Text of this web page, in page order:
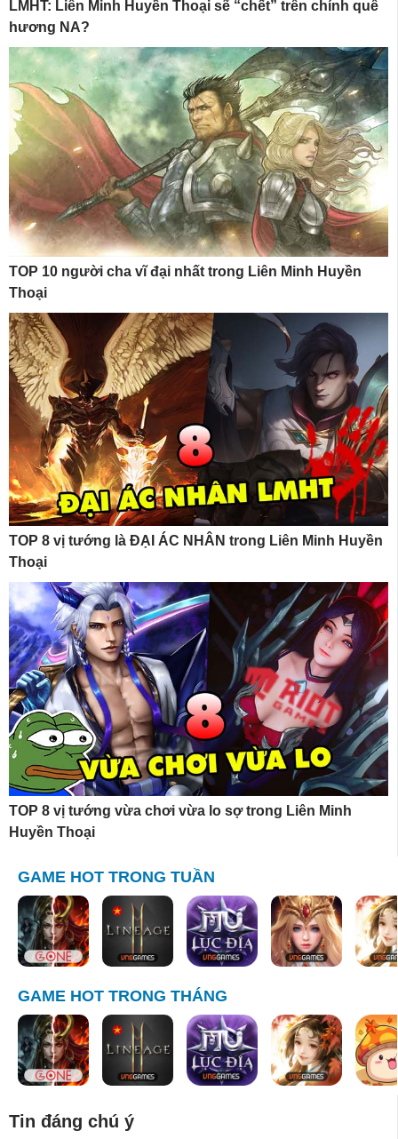
LMHT: Liên Minh Huyền Thoại sẽ “chết” trên chính quê
hương NA?
TOP 10 người cha vĩ đại nhất trong Liên Minh Huyền
Thoại
TOP 8 vị tướng là ĐẠI ÁC NHÂN trong Liên Minh Huyền
Thoại
TOP 8 vị tướng vừa chơi vừa lo sợ trong Liên Minh
Huyền Thoại
GAME HOT TRONG TUẦN
GAME HOT TRONG THÁNG
Tin đáng chú ý